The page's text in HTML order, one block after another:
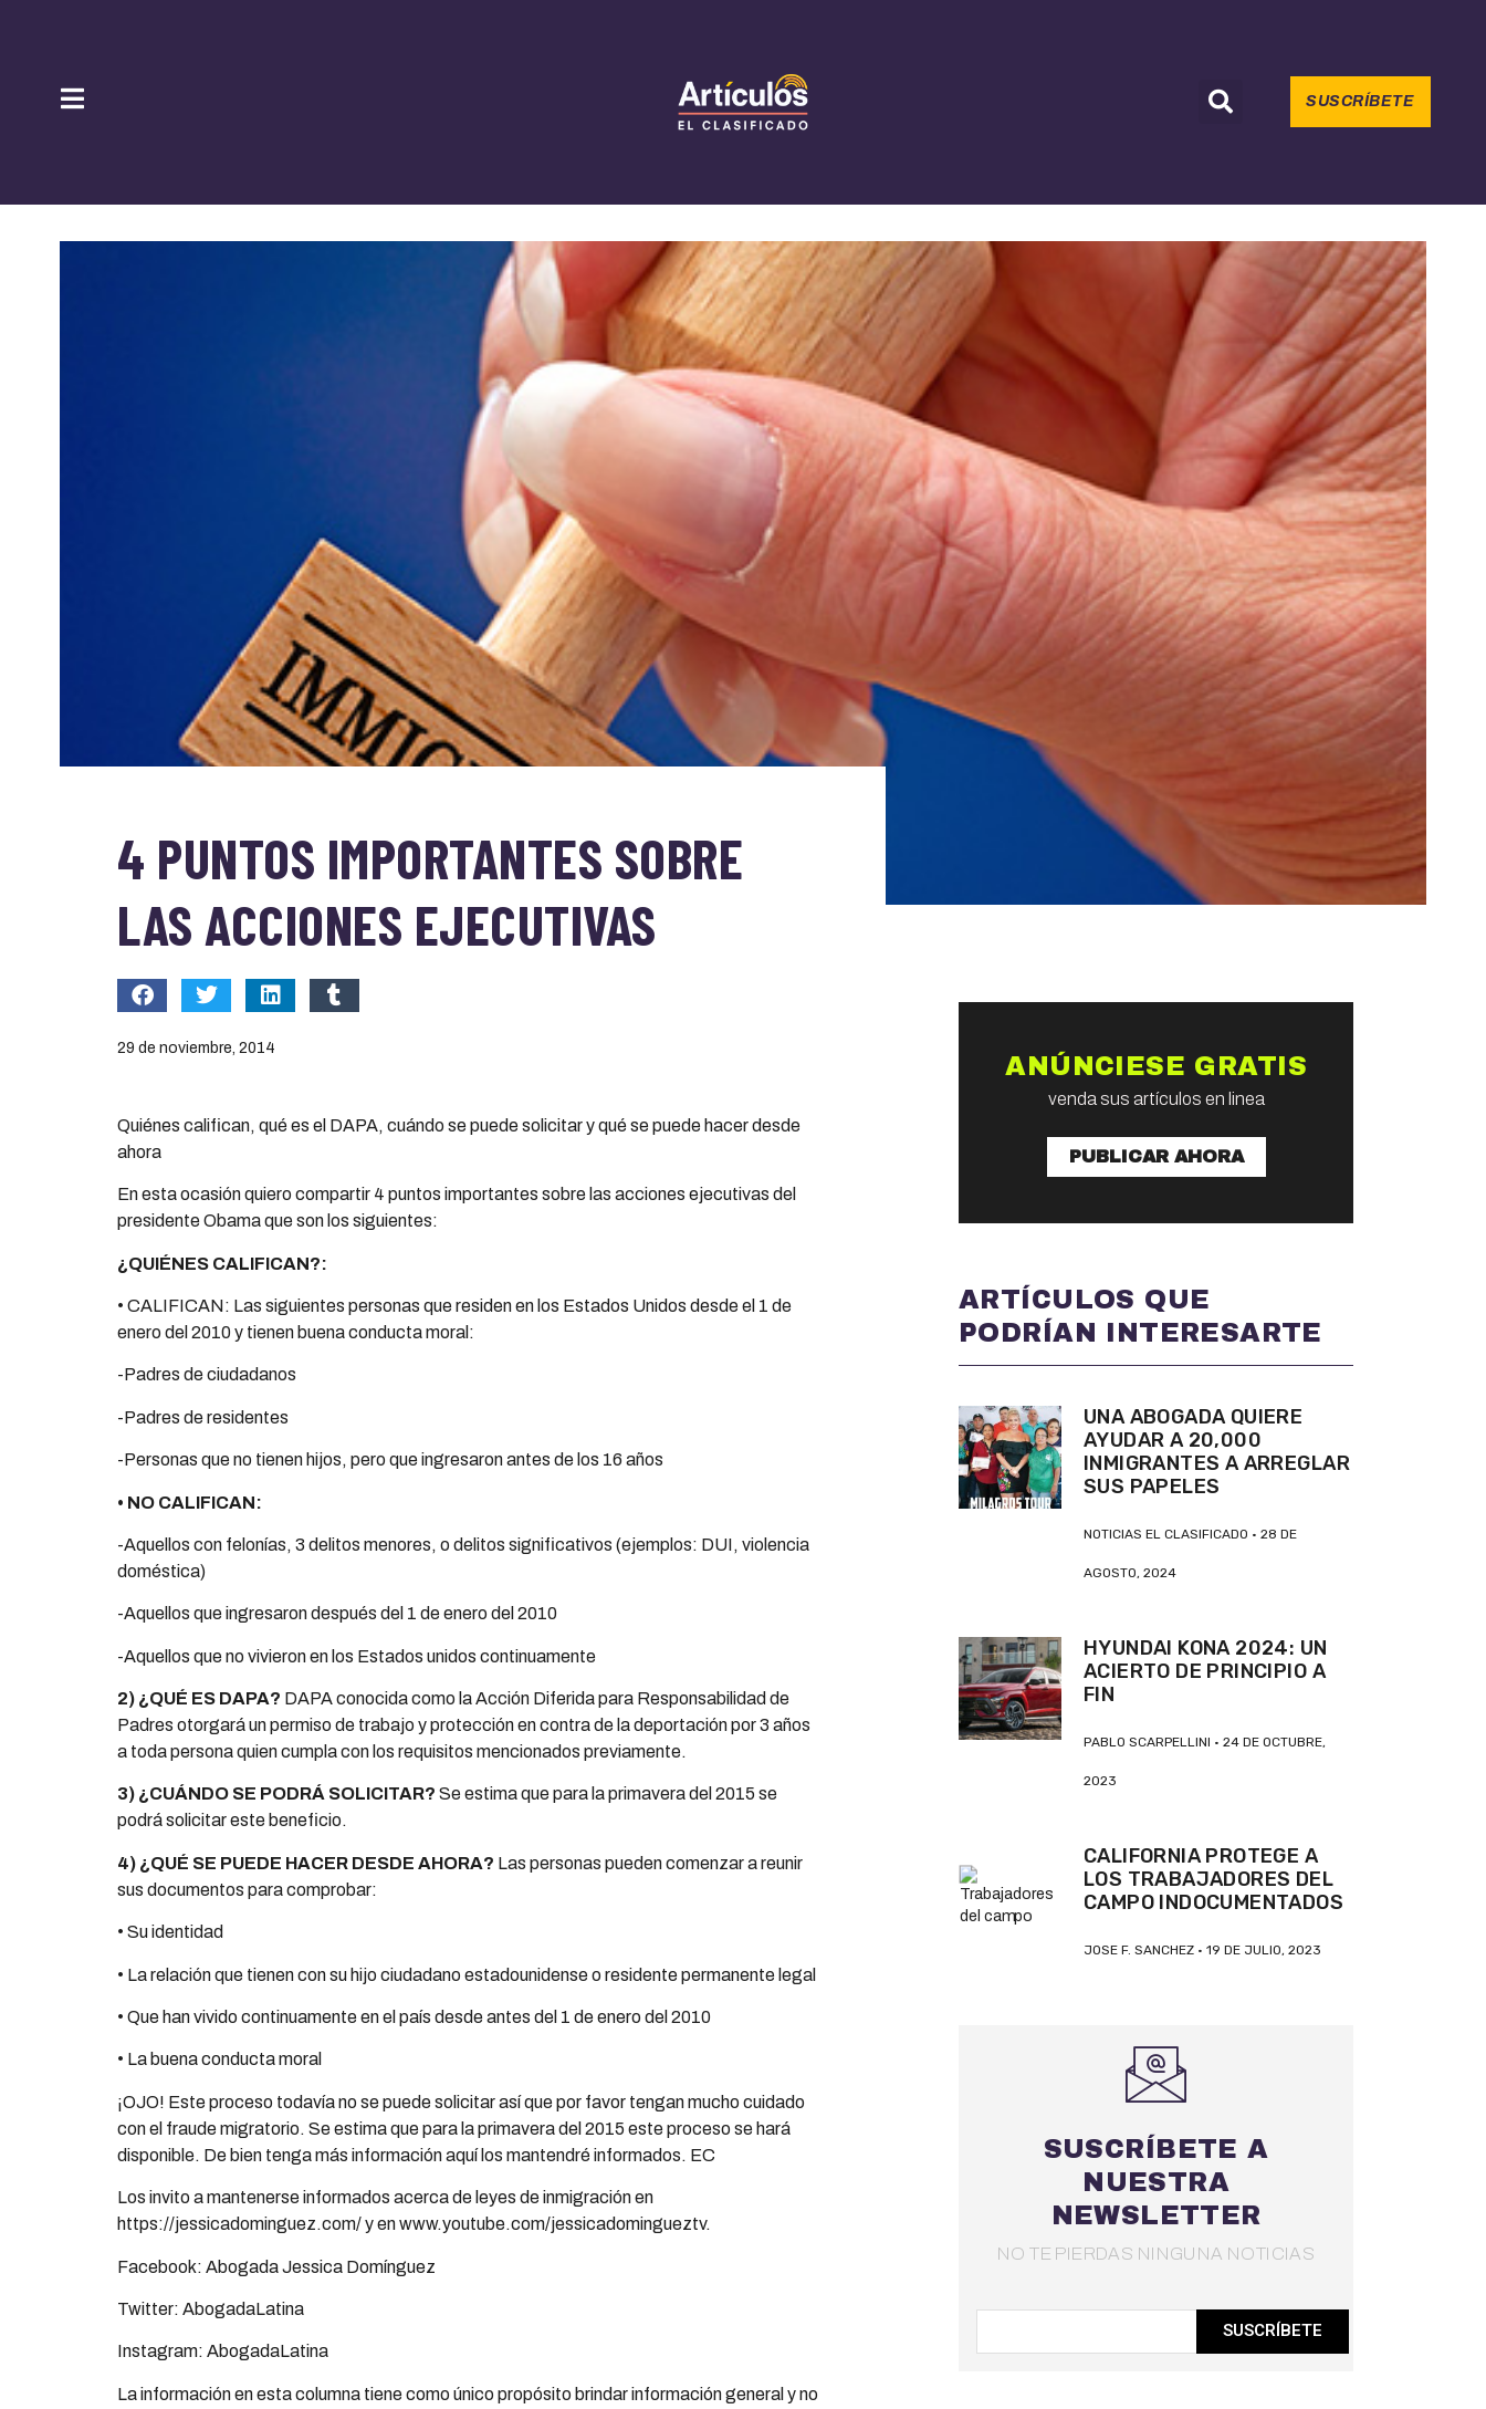
SUSCRÍBETE
4 PUNTOS IMPORTANTES SOBRE
LAS ACCIONES EJECUTIVAS
29 de noviembre, 2014
Quiénes califican, qué es el DAPA, cuándo se puede solicitar y qué se puede hacer desde
ahora
En esta ocasión quiero compartir 4 puntos importantes sobre las acciones ejecutivas del
presidente Obama que son los siguientes:
¿QUIÉNES CALIFICAN?:
• CALIFICAN: Las siguientes personas que residen en los Estados Unidos desde el 1 de
enero del 2010 y tienen buena conducta moral:
-Padres de ciudadanos
-Padres de residentes
-Personas que no tienen hijos, pero que ingresaron antes de los 16 años
• NO CALIFICAN:
-Aquellos con felonías, 3 delitos menores, o delitos significativos (ejemplos: DUI, violencia
doméstica)
-Aquellos que ingresaron después del 1 de enero del 2010
-Aquellos que no vivieron en los Estados unidos continuamente
2) ¿QUÉ ES DAPA? DAPA conocida como la Acción Diferida para Responsabilidad de
Padres otorgará un permiso de trabajo y protección en contra de la deportación por 3 años
a toda persona quien cumpla con los requisitos mencionados previamente.
3) ¿CUÁNDO SE PODRÁ SOLICITAR?Se estima que para la primavera del 2015 se
podrá solicitar este beneficio.
4) ¿QUÉ SE PUEDE HACER DESDE AHORA? Las personas pueden comenzar a reunir
sus documentos para comprobar:
• Su identidad
• La relación que tienen con su hijo ciudadano estadounidense o residente permanente legal
• Que han vivido continuamente en el país desde antes del 1 de enero del 2010
• La buena conducta moral
¡OJO! Este proceso todavía no se puede solicitar así que por favor tengan mucho cuidado
con el fraude migratorio. Se estima que para la primavera del 2015 este proceso se hará
disponible. De bien tenga más información aquí los mantendré informados. EC
Los invito a mantenerse informados acerca de leyes de inmigración en
https://jessicadominguez.com/ y en www.youtube.com/jessicadomingueztv.
Facebook: Abogada Jessica Domínguez
Twitter: AbogadaLatina
Instagram: AbogadaLatina
La información en esta columna tiene como único propósito brindar información general y no
ANÚNCIESE GRATIS
venda sus artículos en linea
PUBLICAR AHORA
ARTÍCULOS QUE
PODRÍAN INTERESARTE
UNA ABOGADA QUIERE
AYUDAR A 20,000
INMIGRANTES A ARREGLAR
SUS PAPELES
NOTICIAS EL CLASIFICADO 28 DE
AGOSTO, 2024
HYUNDAI KONA 2024: UN
ACIERTO DE PRINCIPIO A
FIN
PABLO SCARPELLINI 24 DE OCTUBRE,
2023
CALIFORNIA PROTEGE A
LOS TRABAJADORES DEL
CAMPO INDOCUMENTADOS
JOSE F. SANCHEZ 19 DE JULIO, 2023
SUSCRÍBETE A
NUESTRA
NEWSLETTER
NO TE PIERDAS NINGUNA NOTICIAS
SUSCRÍBETE